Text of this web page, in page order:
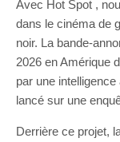
Avec Hot Spot ,
dans le cinéma de
noir. La bande-
2026 en Amérique
par une
lancé sur une
Derrière ce projet,